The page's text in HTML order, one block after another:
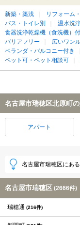
新築・築浅 リフォーム
バス・トイレ別
温水洗
食器洗浄乾燥機（食洗機）
バリアフリー
広いワン
ベランダ・バルコニー付き
ペット可・ペット相談可
名古屋市瑞穂区北原町
アパート
名古屋市瑞穂区にあ
名古屋市瑞穂区 (2666件)
瑞穂通 (216件)